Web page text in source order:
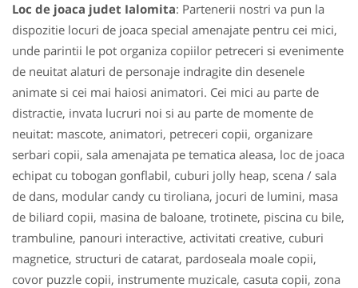
Loc de joaca judet Ialomita: Partenerii nostri va pun la
dispozitie locuri de joaca special amenajate pentru cei mici,
unde parintii le pot organiza copiilor petreceri si evenimente
de neuitat alaturi de personaje indragite din desenele
animate si cei mai haiosi animatori. Cei mici au parte de
distractie, invata lucruri noi si au parte de momente de
neuitat: mascote, animatori, petreceri copii, organizare
serbari copii, sala amenajata pe tematica aleasa, loc de joaca
echipat cu tobogan gonflabil, cuburi jolly heap, scena / sala
de dans, modular candy cu tiroliana, jocuri de lumini, masa
de biliard copii, masina de baloane, trotinete, piscina cu bile,
trambuline, panouri interactive, activitati creative, cuburi
magnetice, structuri de catarat, pardoseala moale copii,
covor puzzle copii, instrumente muzicale, casuta copii, zona